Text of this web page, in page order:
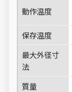
動作温度
保存温度
最大外径寸
法
質量